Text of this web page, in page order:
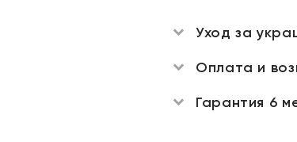
Уход за
Оплата и
Гарантия 6